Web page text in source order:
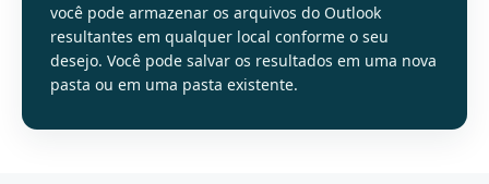
você pode armazenar os arquivos do Outlook
resultantes em qualquer local conforme o seu
desejo. Você pode salvar os resultados em uma nova
pasta ou em uma pasta existente.